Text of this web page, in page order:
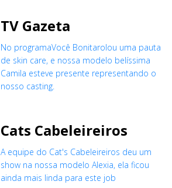
TV Gazeta
No programaVocê Bonitarolou uma pauta
de skin care, e nossa modelo belíssima
Camila esteve presente representando o
nosso casting.
Cats Cabeleireiros
A equipe do Cat's Cabeleireiros deu um
show na nossa modelo Alexia, ela ficou
ainda mais linda para este job